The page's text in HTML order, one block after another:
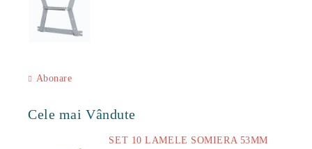
Abonare
Cele mai Vândute
SET 10 LAMELE SOMIERA 53MM